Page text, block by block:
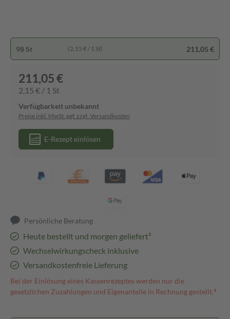
98 St (2,15 € / 1 St) 211,05 €
211,05 €
2,15 € / 1 St
Verfügbarkeit unbekannt
Preise inkl. MwSt. ggf. zzgl. Versandkosten
E-Rezept einlösen
Persönliche Beratung
Heute bestellt und morgen geliefert³
Wechselwirkungscheck inklusive
Versandkostenfreie Lieferung
Bei der Einlösung eines Kassenrezeptes werden nur die
gesetzlichen Zuzahlungen und Eigenanteile in Rechnung gestellt.⁴